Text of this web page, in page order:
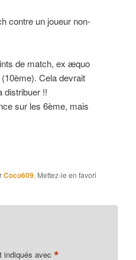
contre un joueur non-
de match, ex æquo
Cela devrait
distribuer !!
sur les 6ème, mais
Coco609. Mettez-le en favori
indiqués avec *